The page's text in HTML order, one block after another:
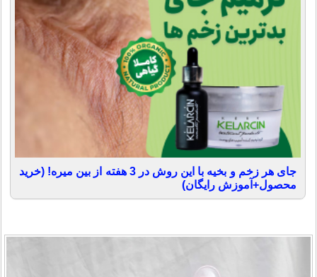
جای هر زخم و بخیه با این روش در 3 هفته از بین میره! (خرید
محصول+آموزش رایگان)